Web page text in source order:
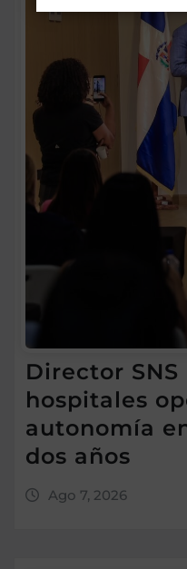
Director SNS
hospitales
autonomía
dos años
Ago 7, 2026